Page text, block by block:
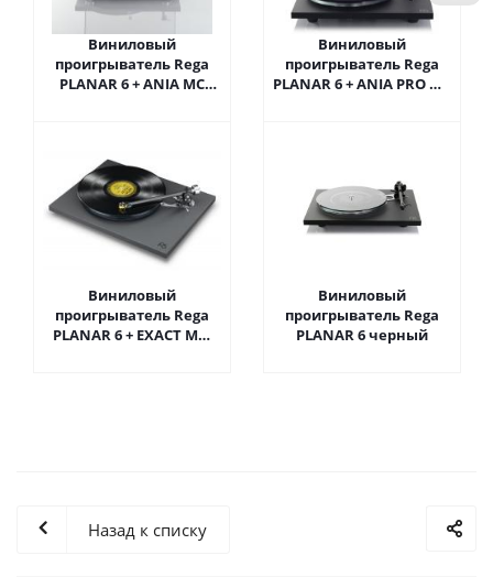
Виниловый
проигрыватель Rega
PLANAR 6 + ANIA МС
Виниловый
проигрыватель Rega
PLANAR 6 + ANIA PRO МС
Виниловый
проигрыватель Rega
PLANAR 6 + EXACT ММ
Виниловый
проигрыватель Rega
PLANAR 6 черный
Назад к списку